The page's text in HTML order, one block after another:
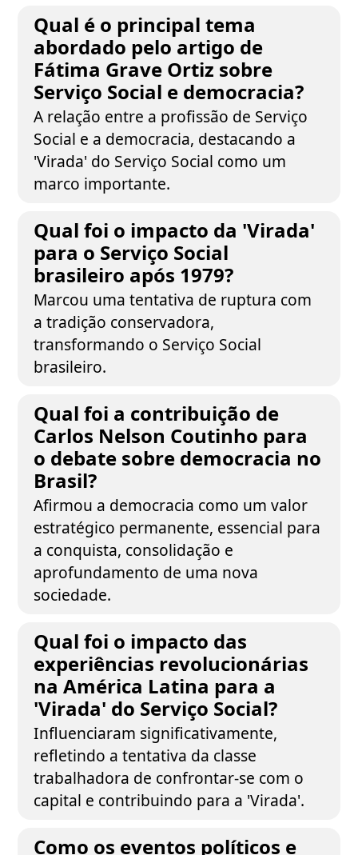
Qual é o principal tema
abordado pelo artigo de
Fátima Grave Ortiz sobre
Serviço Social e democracia?
A relação entre a profissão de Serviço
Social e a democracia, destacando a
'Virada' do Serviço Social como um
marco importante.
Qual foi o impacto da 'Virada'
para o Serviço Social
brasileiro após 1979?
Marcou uma tentativa de ruptura com
a tradição conservadora,
transformando o Serviço Social
brasileiro.
Qual foi a contribuição de
Carlos Nelson Coutinho para
o debate sobre democracia no
Brasil?
Afirmou a democracia como um valor
estratégico permanente, essencial para
a conquista, consolidação e
aprofundamento de uma nova
sociedade.
Qual foi o impacto das
experiências revolucionárias
na América Latina para a
'Virada' do Serviço Social?
Influenciaram significativamente,
refletindo a tentativa da classe
trabalhadora de confrontar-se com o
capital e contribuindo para a 'Virada'.
Como os eventos políticos e